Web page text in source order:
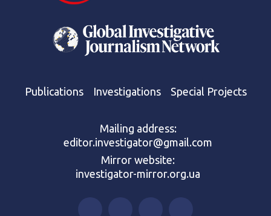
Publications Investigations Special Projects
Mailing address:
editor.investigator@gmail.com
Mirror website:
investigator-mirror.org.ua